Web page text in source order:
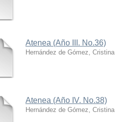
Atenea (Año III. No.36)
Hernández de Gómez, Cristina
Atenea (Año IV. No.38)
Hernández de Gómez, Cristina